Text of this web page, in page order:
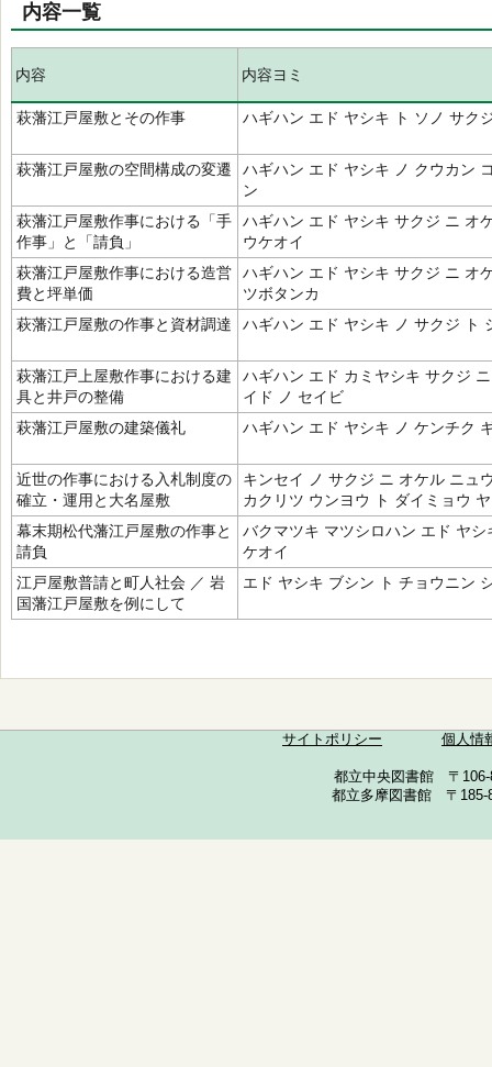
内容一覧
内容 内容ヨミ
萩藩江戸屋敷とその作事 ハギハン エド ヤシキ ト ソノ サク
萩藩江戸屋敷の空間構成の変遷
ハギハン エド ヤシキ ノ クウカン
ン
萩藩江戸屋敷作事における「手
作事」と「請負」
ハギハン エド ヤシキ サクジ ニ オ
ウケオイ
萩藩江戸屋敷作事における造営
費と坪単価
ハギハン エド ヤシキ サクジ ニ オ
ツボタンカ
萩藩江戸屋敷の作事と資材調達
ハギハン エド ヤシキ ノ サクジ ト
萩藩江戸上屋敷作事における建
具と井戸の整備
ハギハン エド カミヤシキ サクジ
イド ノ セイビ
萩藩江戸屋敷の建築儀礼
ハギハン エド ヤシキ ノ ケンチク
近世の作事における入札制度の
確立・運用と大名屋敷
キンセイ ノ サクジ ニ オケル ニュ
カクリツ ウンヨウ ト ダイミョウ
幕末期松代藩江戸屋敷の作事と
請負
バクマツキ マツシロハン エド ヤ
ケオイ
江戸屋敷普請と町人社会 ／ 岩
国藩江戸屋敷を例にして
エド ヤシキ ブシン ト チョウニン
サイトポリシー 個人情
都立中央図書館 〒
都立多摩図書館 〒185-